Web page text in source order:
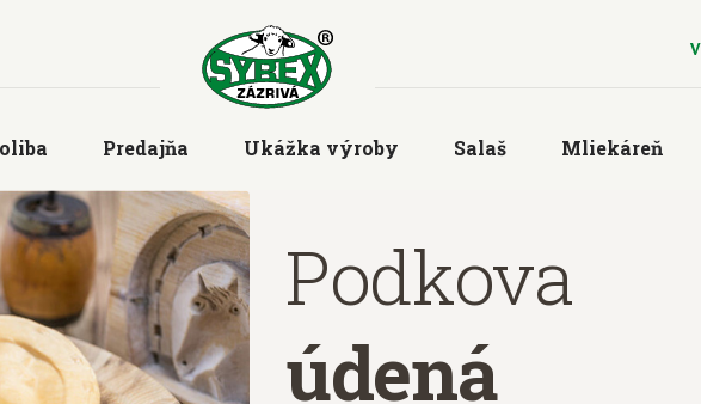
Predajňa Ukážka výroby Salaš Mliekáreň
Podkova
údená